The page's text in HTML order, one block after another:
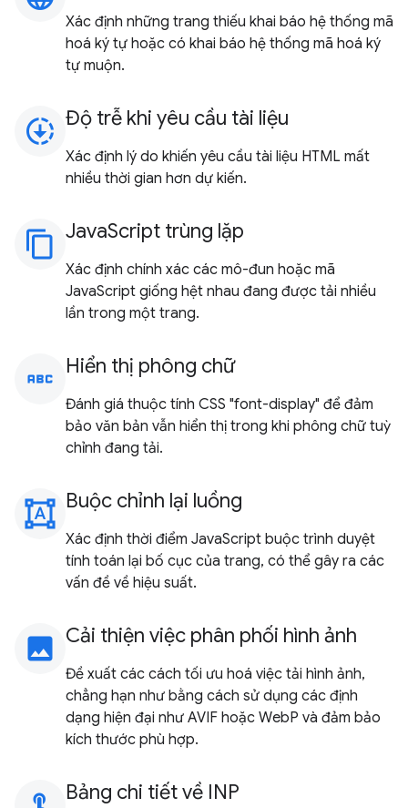
Xác định những trang thiếu khai báo hệ thống mã
hoá ký tự hoặc có khai báo hệ thống mã hoá ký
tự muộn.
downloading Độ trễ khi yêu cầu tài liệu
Xác định lý do khiến yêu cầu tài liệu HTML mất
nhiều thời gian hơn dự kiến.
content_copy JavaScript trùng lặp
Xác định chính xác các mô-đun hoặc mã
JavaScript giống hệt nhau đang được tải nhiều
lần trong một trang.
abc Hiển thị phông chữ
Đánh giá thuộc tính CSS "font-display" để đảm
bảo văn bản vẫn hiển thị trong khi phông chữ tuỳ
chỉnh đang tải.
format_shapes Buộc chỉnh lại luồng
Xác định thời điểm JavaScript buộc trình duyệt
tính toán lại bố cục của trang, có thể gây ra các
vấn đề về hiệu suất.
image Cải thiện việc phân phối hình ảnh
Đề xuất các cách tối ưu hoá việc tải hình ảnh,
chẳng hạn như bằng cách sử dụng các định
dạng hiện đại như AVIF hoặc WebP và đảm bảo
kích thước phù hợp.
Bảng chi tiết về INP